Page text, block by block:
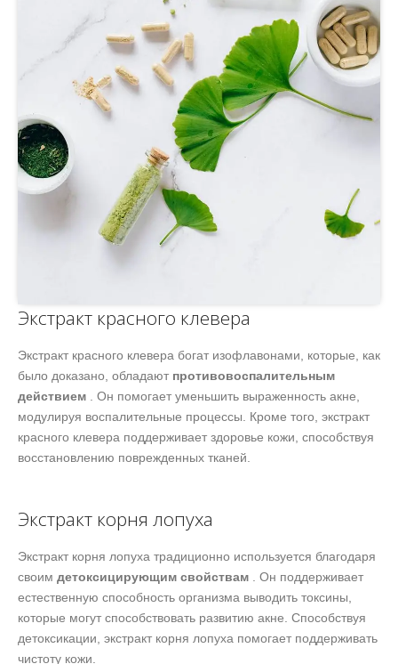
Экстракт красного клевера
Экстракт красного клевера богат изофлавонами, которые, как
было доказано, обладают противовоспалительным
действием . Он помогает уменьшить выраженность акне,
модулируя воспалительные процессы. Кроме того, экстракт
красного клевера поддерживает здоровье кожи, способствуя
восстановлению поврежденных тканей.
Экстракт корня лопуха
Экстракт корня лопуха традиционно используется благодаря
своим детоксицирующим свойствам . Он поддерживает
естественную способность организма выводить токсины,
которые могут способствовать развитию акне. Способствуя
детоксикации, экстракт корня лопуха помогает поддерживать
чистоту кожи.